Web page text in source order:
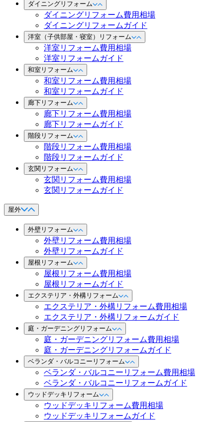
ダイニングリフォーム
ダイニングリフォーム費用相場
ダイニングリフォームガイド
洋室（子供部屋・寝室）リフォーム
洋室リフォーム費用相場
洋室リフォームガイド
和室リフォーム
和室リフォーム費用相場
和室リフォームガイド
廊下リフォーム
廊下リフォーム費用相場
廊下リフォームガイド
階段リフォーム
階段リフォーム費用相場
階段リフォームガイド
玄関リフォーム
玄関リフォーム費用相場
玄関リフォームガイド
屋外
外壁リフォーム
外壁リフォーム費用相場
外壁リフォームガイド
屋根リフォーム
屋根リフォーム費用相場
屋根リフォームガイド
エクステリア・外構リフォーム
エクステリア・外構リフォーム費用相場
エクステリア・外構リフォームガイド
庭・ガーデニングリフォーム
庭・ガーデニングリフォーム費用相場
庭・ガーデニングリフォームガイド
ベランダ・バルコニーリフォーム
ベランダ・バルコニーリフォーム費用相場
ベランダ・バルコニーリフォームガイド
ウッドデッキリフォーム
ウッドデッキリフォーム費用相場
ウッドデッキリフォームガイド